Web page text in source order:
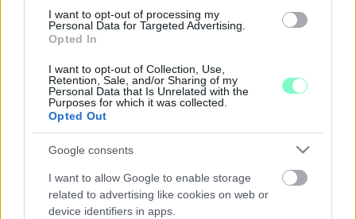
I want to opt-out of processing my
Personal Data for Targeted Advertising.
Opted In
I want to opt-out of Collection, Use,
Retention, Sale, and/or Sharing of my
Personal Data that Is Unrelated with the
Purposes for which it was collected.
Opted Out
Google consents
I want to allow Google to enable storage
related to advertising like cookies on web or
device identifiers in apps.
MÁR TOROCZKAI LÁSZLÓ IS ÚGY ÉREZTE,
HOGY KI KELL ÁLLNI A RENDŐRSÉG ÁLTAL
MEGGYANÚSÍTOTT BŰNVADÁSZOK MELLETT
2025. október. 29. 16:59
Évente milliókkal támogatja a Mi Hazánk pártalapítványa a
Bűnvadászokat is kiállító Magyar Önvédelmi Egyesületet.
MILYEN WHO-S SZERZŐDÉS AZ, AMIT
Mit lehet tudni arról a WHO-s szerződésről, ami Toroczkai
Lászlóék szerint kicsavarná a világjárványok kezelését a
kormányok kezéből?